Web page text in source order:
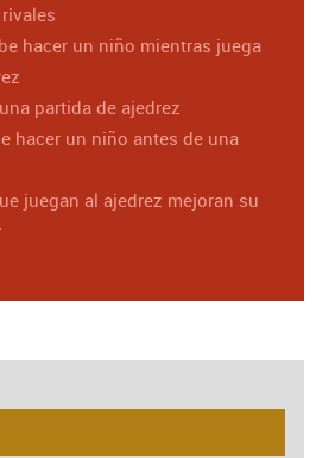
hacer un niño mientras juega
partida de ajedrez
hacer un niño antes de una
juegan al ajedrez mejoran su